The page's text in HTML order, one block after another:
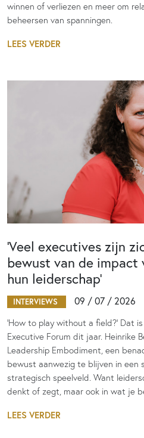
winnen of verliezen en meer om
beheersen van spanningen.
LEES VERDER
‘Veel executives zijn
bewust van de impact
hun leiderschap’
INTERVIEWS 09 / 07 / 2026
‘How to play without a field?’ Dat
Executive Forum dit jaar. Heinrike
Leadership Embodiment, een
bewust aanwezig te blijven in een
strategisch speelveld. Want
denkt of zegt, maar ook in wat je
LEES VERDER